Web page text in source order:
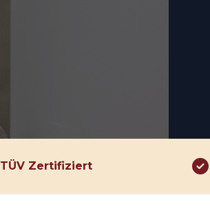
TÜV Zertifiziert